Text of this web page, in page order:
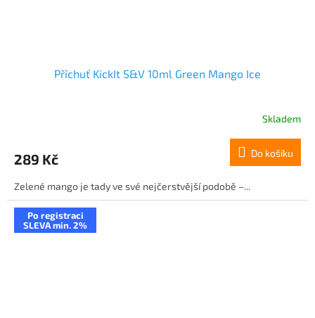
Příchuť KickIt S&V 10ml Green Mango Ice
Skladem
289 Kč Do košíku
Zelené mango je tady ve své nejčerstvější podobě –...
Po registraci
SLEVA min. 2%